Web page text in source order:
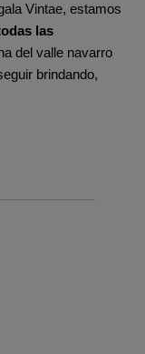
Vintae, estamos
las
del valle navarro
brindando,